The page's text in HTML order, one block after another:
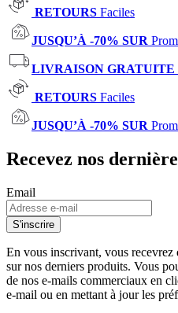
RETOURS Faciles
JUSQU’À -70% SUR
LIVRAISON GRATUITE
RETOURS Faciles
JUSQU’À -70% SUR
Recevez nos
Email
S'inscrire
En vous inscrivant, vous recevrez
sur nos derniers produits. Vous
de nos e-mails commerciaux en
e-mail ou en mettant à jour les